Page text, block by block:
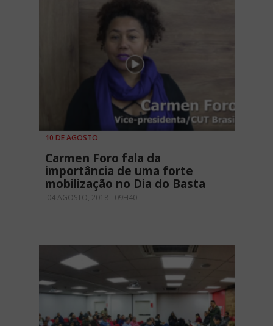
10 DE AGOSTO
Carmen Foro fala da
importância de uma forte
mobilização no Dia do Basta
04 AGOSTO, 2018 - 09H40